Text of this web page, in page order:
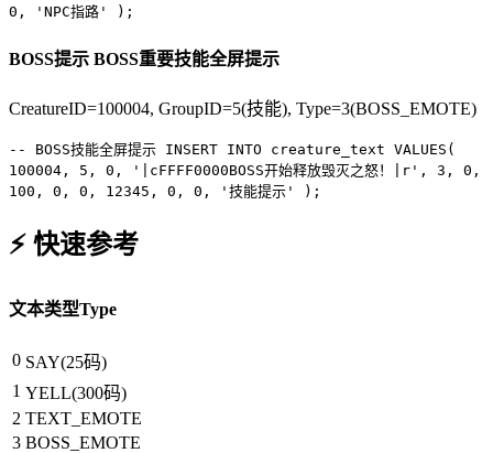
0 , 'NPC指路' );
BOSS提示 BOSS重要技能全屏提示
CreatureID=100004, GroupID=5(技能), Type=3(BOSS_EMOTE)
-- BOSS技能全屏提示 INSERT INTO creature_text VALUES (
100004 , 5 , 0 , '|cFFFF0000BOSS开始释放毁灭之怒！|r' , 3 , 0 ,
100 , 0 , 0 , 12345 , 0 , 0 , '技能提示' );
⚡ 快速参考
文本类型Type
0 SAY(25码)
1 YELL(300码)
2 TEXT_EMOTE
3 BOSS_EMOTE